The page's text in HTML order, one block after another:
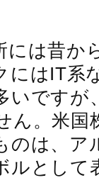
には昔か
にはIT系
いですが
ん。米国
のは、ア
ルとして